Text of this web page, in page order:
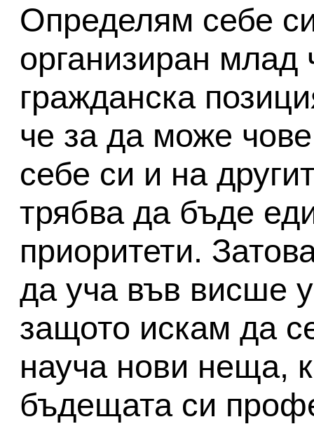
Определям себе
организиран млад
гражданска
че за да може
себе си и на
трябва да бъде
приоритети.
да уча във висше
защото искам да
науча нови неща,
бъдещата си